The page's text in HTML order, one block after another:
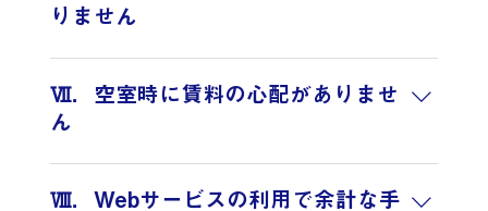
意をもって対処致します。
りません
入居者の退去立会、ルームチェック、損傷査定、原
状回復工事手配・工事費の入居者への交渉、鍵の交
換、解約後の家賃や敷金精算業務を当社が代行致し
Ⅶ．空室時に賃料の心配がありませ
ん
借上保証プランの契約中は、当社から毎月保証賃料
を送金致します。空室になった場合にも保証賃料が
Ⅷ．Webサービスの利用で余計な手